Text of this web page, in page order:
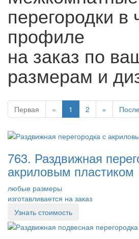
перегородки в
профиле
на заказ по
размерам и
Первая « 1 2 »
763. Раздвижная
акриловым пластиком
любые размеры
изготавливается на заказ
Узнать стоимость